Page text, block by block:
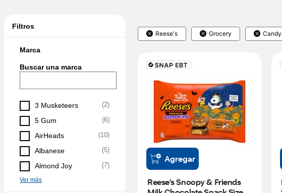
Filtros
Marca
Buscar una marca
3 Musketeers (2)
5 Gum (6)
AirHeads (10)
Albanese (5)
Almond Joy (7)
Ver más
Reese's Grocery
Agregar
Reese's Snoopy & Friends